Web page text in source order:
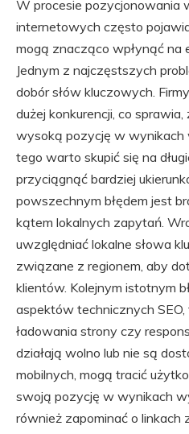
W procesie pozycjonowania
internetowych często
mogą znacząco wpłynąć na
Jednym z najczęstszych
dobór słów kluczowych.
dużej konkurencji, co
wysoką pozycję w wynikach
tego warto skupić się na
przyciągnąć bardziej
powszechnym błędem jest
kątem lokalnych zapytań.
uwzględniać lokalne słowa
związane z regionem, aby
klientów. Kolejnym istotnym
aspektów technicznych
ładowania strony czy
działają wolno lub nie są
mobilnych, mogą tracić
swoją pozycję w wynikach
również zapominać o linkach